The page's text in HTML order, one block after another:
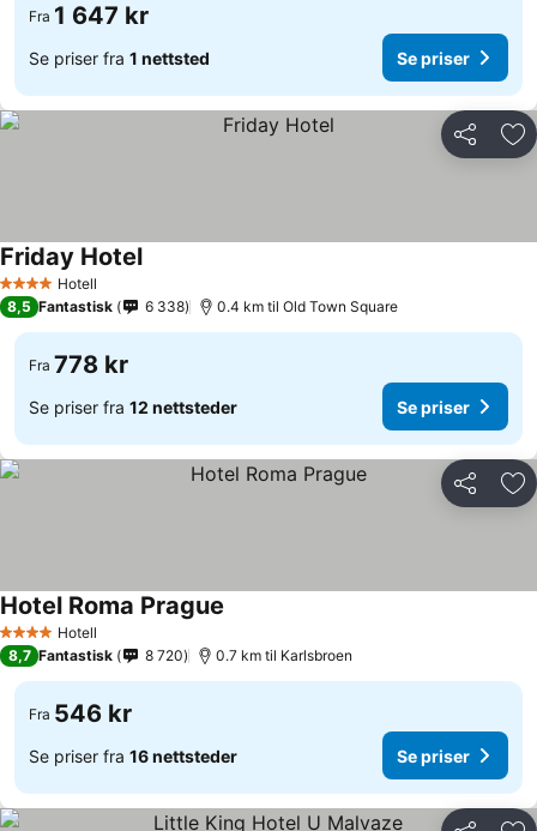
Fra 1 647 kr
Se priser fra 1 nettsted Se priser
Del
4 StjernerHotell
Friday HotelSe priser
8,5 Fantastisk 6 338 0.4 km til Old Town Square
Fra 778 kr
Se priser fra 12 nettsteder Se priser
Del
4 StjernerHotell
Hotel Roma Prague
8,7 Fantastisk 8 720 0.7 km til Karlsbroen
Fra 546 kr
Se priser fra 16 nettsteder Se priser